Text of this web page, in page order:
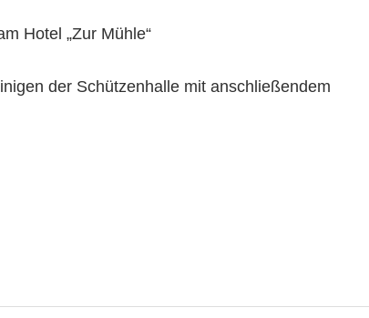
Hotel „Zur Mühle“
der Schützenhalle mit anschließendem